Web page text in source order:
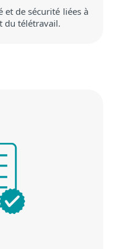
et de sécurité liées à
du télétravail.